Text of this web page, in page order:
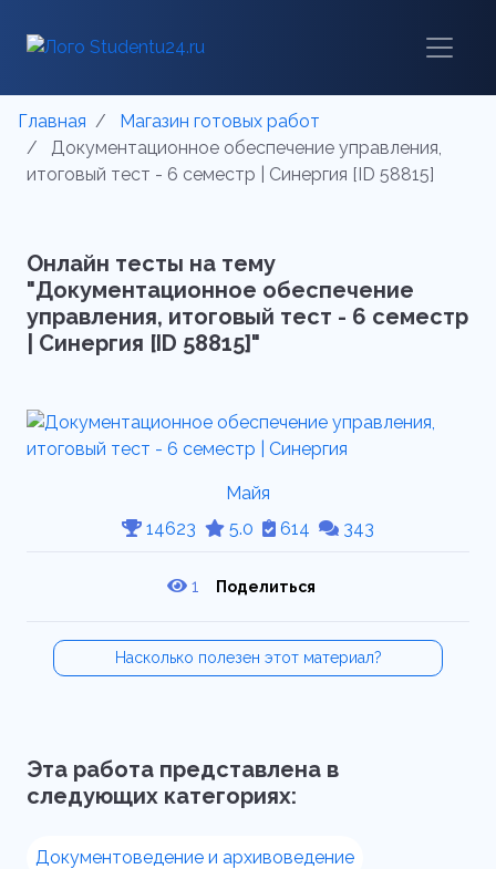
Главная
Магазин готовых работ
Документационное обеспечение управления,
итоговый тест - 6 семестр | Синергия [ID 58815]
Онлайн тесты на тему
"Документационное обеспечение
управления, итоговый тест - 6 семестр
| Синергия [ID 58815]"
Майя
14623
5.0 614 343
1 Поделиться
Насколько полезен этот материал?
Эта работа представлена в
следующих категориях:
Документоведение и архивоведение